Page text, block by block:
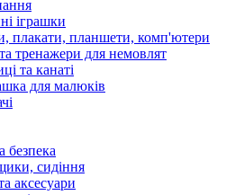
іграшки
плакати, планшети, комп'ютери
тренажери для немовлят
та канаті
для малюків
безпека
сидіння
аксесуари